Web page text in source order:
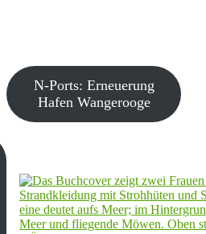
N-Ports: Erneuerung
Hafen Wangerooge